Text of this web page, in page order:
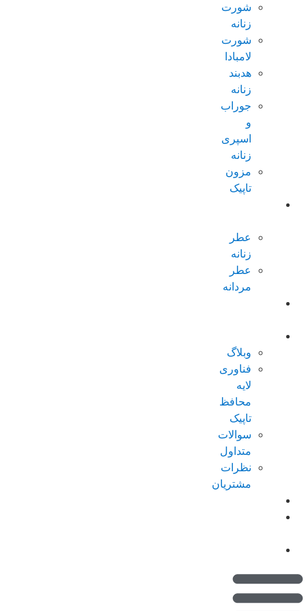
شورت
زنانه
شورت
لامبادا
هدبند
زنانه
جوراب
و
اسپری
زنانه
مزون
تاپیک
عطر
زنانه
عطر
مردانه
وبلاگ
فناوری
لایه
محافظ
تاپیک
سوالات
متداول
نظرات
مشتریان